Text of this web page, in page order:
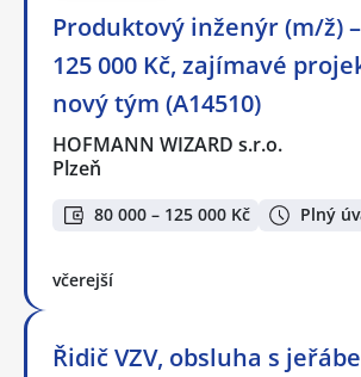
Produktový inženýr (m/ž)
125 000 Kč, zajímavé
nový tým (A14510)
HOFMANN WIZARD s.r.o.
Plzeň
80 000 – 125 000 Kč Plný
včerejší
Řidič VZV, obsluha s